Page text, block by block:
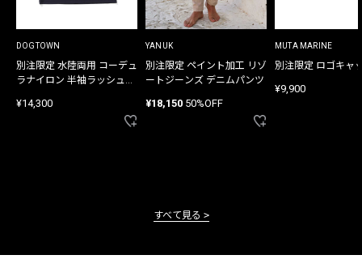
DOGTOWN
別注限定 水陸両用 コーデュ
ラナイロン 半袖ラッシュガ
¥14,300
YANUK
別注限定 ペイント加工 リゾ
ートジーンズ デニムパンツ
¥18,150 50%OFF
MUTA MARINE
別注限定 ロゴキャ
¥9,900
すべて見る